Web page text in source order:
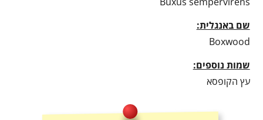
שם באנגלית:
Boxwood
שמות נוספים:
עץ הקופסא